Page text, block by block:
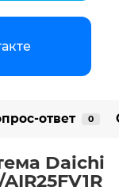
ответ 0
Daichi